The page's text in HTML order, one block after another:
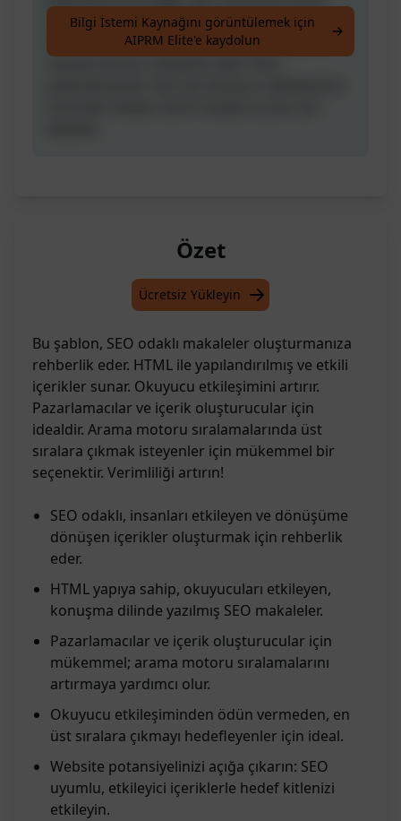
kitlenizle rezonans sağlayacak bir konuşma
tonunda hazırlanmış SEO odaklı makaleler
Bilgi İstemi Kaynağını görüntülemek için
AIPRM Elite'e kaydolun
Özet
Ücretsiz Yükleyin
Bu şablon, SEO odaklı makaleler oluşturmanıza
rehberlik eder. HTML ile yapılandırılmış ve etkili
içerikler sunar. Okuyucu etkileşimini artırır.
Pazarlamacılar ve içerik oluşturucular için
idealdir. Arama motoru sıralamalarında üst
sıralara çıkmak isteyenler için mükemmel bir
seçenektir. Verimliliği artırın!
SEO odaklı, insanları etkileyen ve dönüşüme
dönüşen içerikler oluşturmak için rehberlik
eder.
HTML yapıya sahip, okuyucuları etkileyen,
konuşma dilinde yazılmış SEO makaleler.
Pazarlamacılar ve içerik oluşturucular için
mükemmel; arama motoru sıralamalarını
artırmaya yardımcı olur.
Okuyucu etkileşiminden ödün vermeden, en
üst sıralara çıkmayı hedefleyenler için ideal.
Website potansiyelinizi açığa çıkarın: SEO
uyumlu, etkileyici içeriklerle hedef kitlenizi
etkileyin.